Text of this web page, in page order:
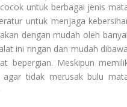
untuk berbagai jenis
untuk menjaga
dengan mudah oleh
ini ringan dan mudah
bepergian. Meskipun
tidak merusak bulu